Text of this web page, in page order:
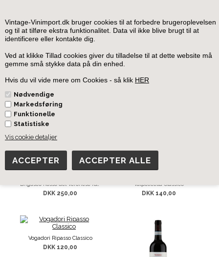
Vintage-Vinimport.dk bruger cookies til at forbedre brugeroplevelsen
og til at tilføre ekstra funktionalitet. Data vil ikke blive brugt til at
identificere eller kontakte dig.
Ved at klikke Tillad cookies giver du tilladelse til at dette website må
gemme små stykke data på din enhed.
Hvis du vil vide mere om Cookies - så klik HER
Nødvendige
Markedsføring
Funktionelle
Statistiske
Vis cookie detaljer
Forside» Italien»Italien Rødvin
Italien Rødvin
Brigasco Rosso del Veronese IGT
DKK 250,00
Valpolicella Classico
DKK 140,00
Vogadori Ripasso Classico
DKK 120,00